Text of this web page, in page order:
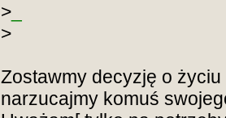
>
>
Zostawmy decyzję o
narzucajmy komuś